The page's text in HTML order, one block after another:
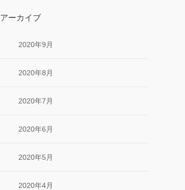
アーカイブ
2020年9月
2020年8月
2020年7月
2020年6月
2020年5月
2020年4月